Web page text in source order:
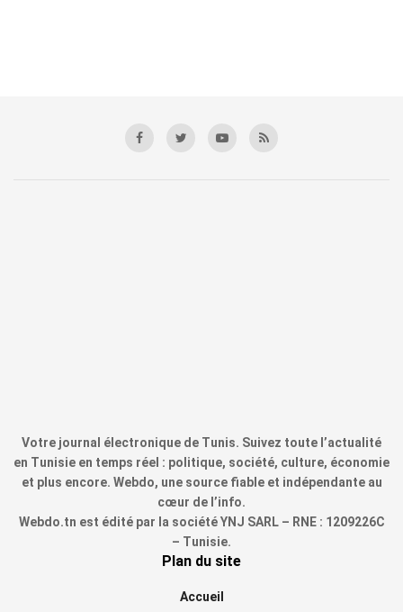
Votre journal électronique de Tunis. Suivez toute l’actualité
en Tunisie en temps réel : politique, société, culture, économie
et plus encore. Webdo, une source fiable et indépendante au
cœur de l’info.
Webdo.tn est édité par la société YNJ SARL – RNE : 1209226C
– Tunisie.
Plan du site
Accueil